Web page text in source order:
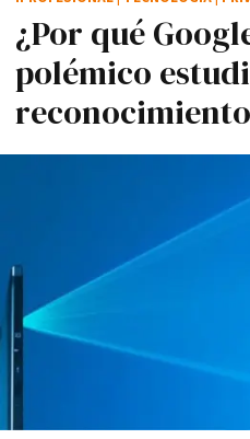
¿Por qué
polémico